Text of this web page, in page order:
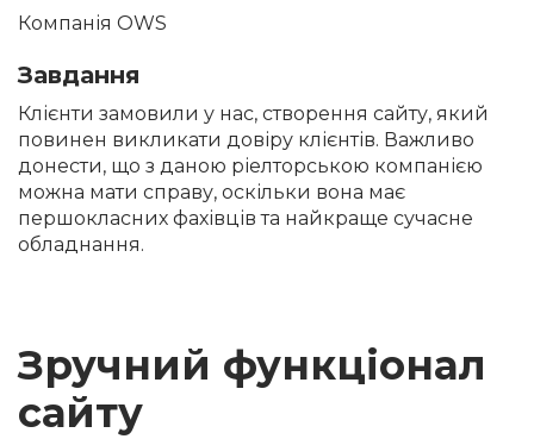
Компанія OWS
Завдання
Клієнти замовили у нас, створення сайту, який
повинен викликати довіру клієнтів. Важливо
донести, що з даною ріелторською компанією
можна мати справу, оскільки вона має
першокласних фахівців та найкраще сучасне
обладнання.
Зручний функціонал
сайту